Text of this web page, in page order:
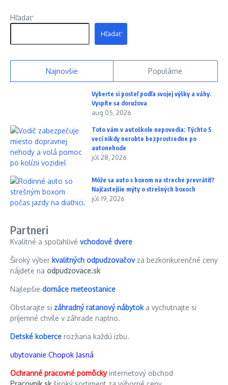
Hľadať
Hľadať
Najnovšie Populárne
Vyberte si posteľ podľa svojej výšky a váhy.
Vyspíte sa doružova
aug 05, 2026
Toto vám v autoškole nepovedia: Týchto 5
vecí nikdy nerobte bezprostredne po
autonehode
júl 28, 2026
Môže sa auto s boxom na streche prevrátiť?
Najčastejšie mýty o strešných boxoch
júl 19, 2026
Partneri
Kvalitné a spoľahlivé vchodové dvere
Široký výber kvalitných odpudzovačovza bezkonkurenčné ceny
nájdete na odpudzovace.sk
Najlepšie domáce meteostanice
Obstarajte si záhradný ratanový nábytoka vychutnajte si
príjemné chvíle v záhrade naplno.
Detské koberce rozžiaria každú izbu.
ubytovanie Chopok Jasná
Ochranné pracovné pomôckyinternetový obchod